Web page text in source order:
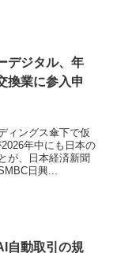
デジタル、年
換業に参入申
ィングス傘下で仮
年中にも日本の
が、日本経済新聞
日興...
自動取引の規